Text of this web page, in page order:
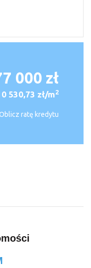
000 zł
530,73 zł/m2
ratę kredytu